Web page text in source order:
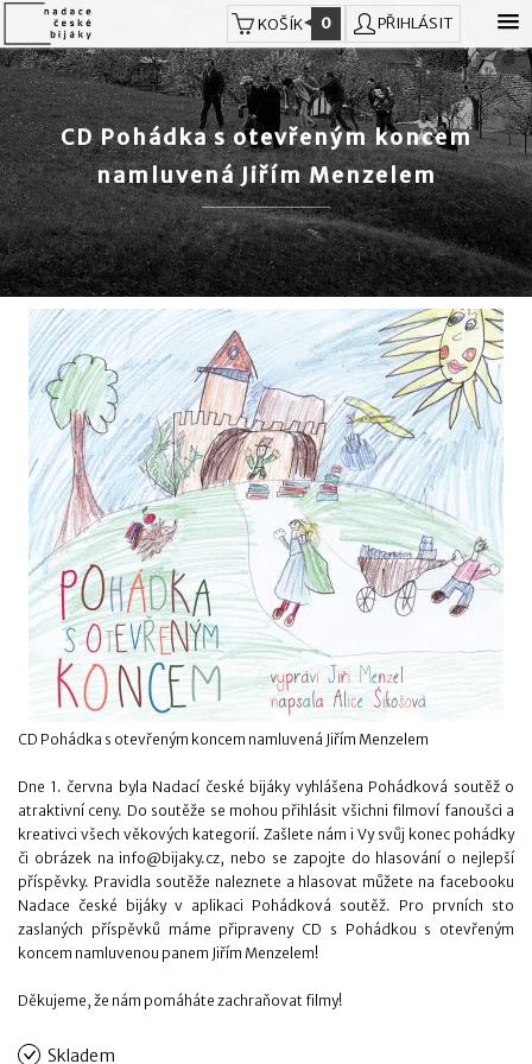
PŘIHLÁSIT
KOŠÍK 0
CD Pohádka s otevřeným koncem
namluvená Jiřím Menzelem
CD Pohádka s otevřeným koncem namluvená Jiřím Menzelem
Dne 1. června byla Nadací české bijáky vyhlášena Pohádková soutěž o
atraktivní ceny. Do soutěže se mohou přihlásit všichni filmoví fanoušci a
kreativci všech věkových kategorií. Zašlete nám i Vy svůj konec pohádky
či obrázek na info@bijaky.cz, nebo se zapojte do hlasování o nejlepší
příspěvky. Pravidla soutěže naleznete a hlasovat můžete na facebooku
Nadace české bijáky v aplikaci Pohádková soutěž. Pro prvních sto
zaslaných příspěvků máme připraveny CD s Pohádkou s otevřeným
koncem namluvenou panem Jiřím Menzelem!
Děkujeme, že nám pomáháte zachraňovat filmy!
Skladem